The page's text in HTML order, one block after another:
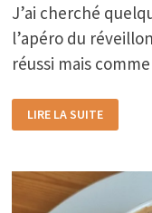
J’ai cherché
l’apéro du
réussi mais
JAMBON
ET
LIRE LA SUITE